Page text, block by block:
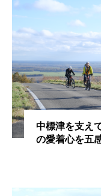
中標津を支え
の愛着心を五